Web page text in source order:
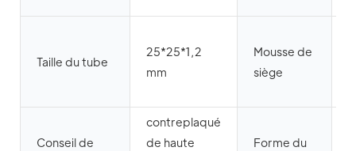
Taille du tube
25*25*1,2
mm
Mousse de
siège
Conseil de
contreplaqué
de haute
Forme du